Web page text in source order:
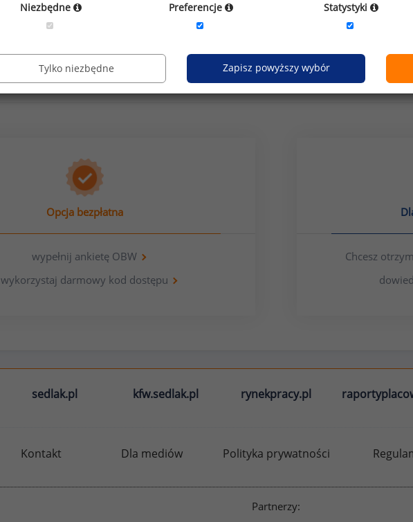
styczeń 2026 grupa stanowisk:
Jak uzyskać dostęp do raportu?
Opcja bezpłatna
wypełnij ankietę OBW
wykorzystaj darmowy kod dostępu
Chcesz
sedlak.pl kfw.sedlak.pl rynekpracy.pl
Kontakt Dla mediów Polityka prywatności
Partnerzy:
Niezbędne Preferencje Statystyki
Tylko niezbędne Zapisz powyższy wybór